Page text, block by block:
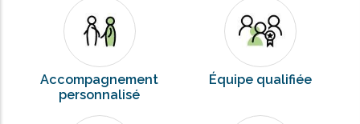
Accompagnement
personnalisé
Équipe qualifiée